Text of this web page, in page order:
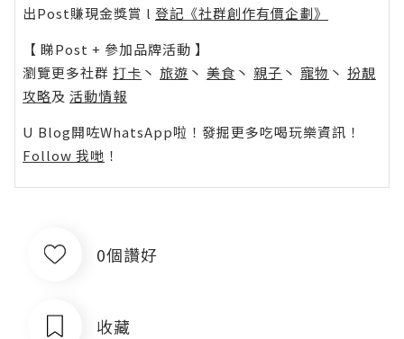
出Post賺現金獎賞 l 登記《社群創作有價企劃》
【 睇Post + 參加品牌活動 】
瀏覽更多社群 打卡 丶 旅遊 丶 美食 丶 親子 丶 寵物 丶 扮靚
攻略及 活動情報
U Blog開咗WhatsApp啦！發掘更多吃喝玩樂資訊！
Follow 我哋 ！
0個讚好
收藏